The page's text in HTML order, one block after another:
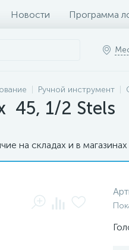
Новости Программа
Ручной инструмент
45, 1/2 Stels
на складах и в магазинах